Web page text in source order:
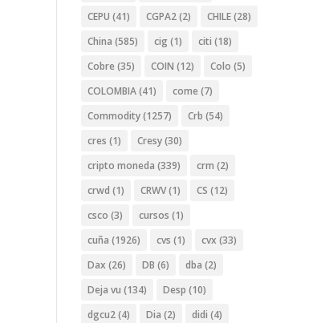
CEPU (41) CGPA2(2) CHILE(28)
China (585) cig (1) citi (18)
Cobre (35) COIN (12) Colo (5)
COLOMBIA(41) come (7)
Commodity(1257) Crb (54)
cres (1) Cresy(30)
cripto moneda (339) crm (2)
crwd (1) CRWV(1) CS (12)
csco (3) cursos (1)
cuña (1926) cvs (1) cvx (33)
Dax (26) DB (6) dba (2)
Deja vu (134) Desp (10)
dgcu2(4) Dia (2) didi (4)